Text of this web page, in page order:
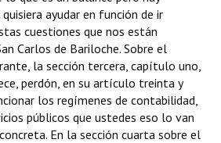
ayudar en función de ir
cuestiones que nos están
Carlos de Bariloche. Sobre el
la sección tercera, capítulo uno,
perdón, en su artículo treinta y
los regímenes de contabilidad,
públicos que ustedes eso lo van
En la sección cuarta sobre el